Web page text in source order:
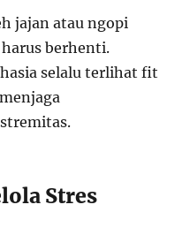
jajan atau ngopi
berhenti.
selalu terlihat fit
Stres